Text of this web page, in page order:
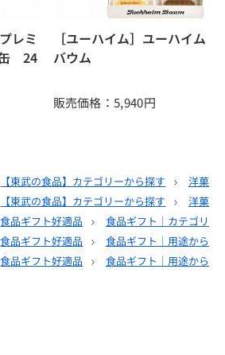
レミ
缶 24
［ユーハイム］ユーハイム
バウム
販売価格：5,940円
【東武の食品】カテゴリーから探す
洋菓子
【東武の食品】カテゴリーから探す
洋菓子
食品ギフト好適品
食品ギフト｜カテゴリー
食品ギフト好適品
食品ギフト｜用途から選
食品ギフト好適品 食品ギフト｜用途から選